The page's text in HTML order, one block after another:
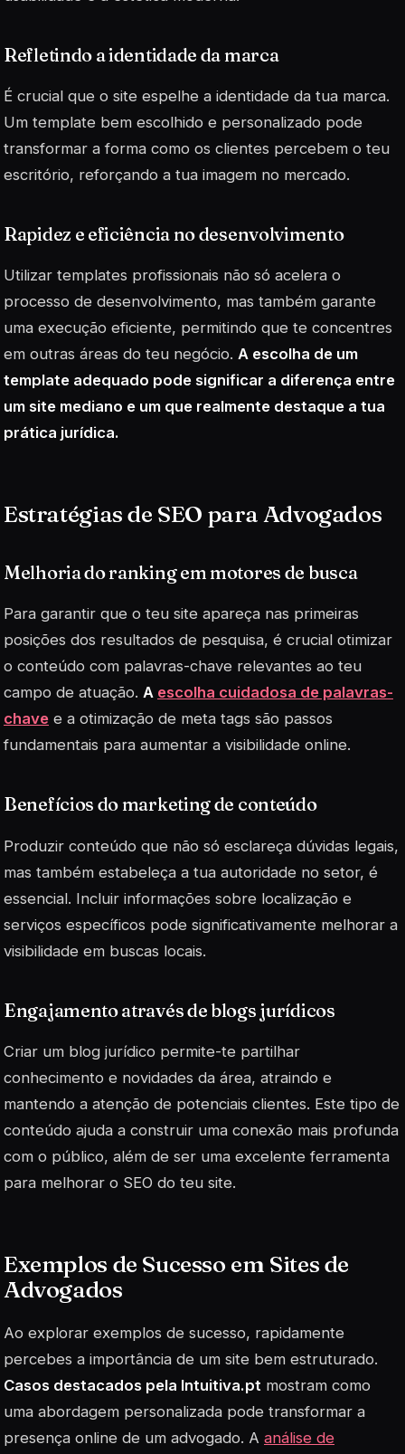
Refletindo a identidade da marca
É crucial que o site espelhe a identidade da tua marca.
Um template bem escolhido e personalizado pode
transformar a forma como os clientes percebem o teu
escritório, reforçando a tua imagem no mercado.
Rapidez e eficiência no desenvolvimento
Utilizar templates profissionais não só acelera o
processo de desenvolvimento, mas também garante
uma execução eficiente, permitindo que te concentres
em outras áreas do teu negócio. A escolha de um
template adequado pode significar a diferença entre
um site mediano e um que realmente destaque a tua
prática jurídica.
Estratégias de SEO para Advogados
Melhoria do ranking em motores de busca
Para garantir que o teu site apareça nas primeiras
posições dos resultados de pesquisa, é crucial otimizar
o conteúdo com palavras-chave relevantes ao teu
campo de atuação. A escolha cuidadosa de palavras-
chave e a otimização de meta tags são passos
fundamentais para aumentar a visibilidade online.
Benefícios do marketing de conteúdo
Produzir conteúdo que não só esclareça dúvidas legais,
mas também estabeleça a tua autoridade no setor, é
essencial. Incluir informações sobre localização e
serviços específicos pode significativamente melhorar a
visibilidade em buscas locais.
Engajamento através de blogs jurídicos
Criar um blog jurídico permite-te partilhar
conhecimento e novidades da área, atraindo e
mantendo a atenção de potenciais clientes. Este tipo de
conteúdo ajuda a construir uma conexão mais profunda
com o público, além de ser uma excelente ferramenta
para melhorar o SEO do teu site.
Exemplos de Sucesso em Sites de
Advogados
Ao explorar exemplos de sucesso, rapidamente
percebes a importância de um site bem estruturado.
Casos destacados pela Intuitiva.pt mostram como
uma abordagem personalizada pode transformar a
presença online de um advogado. A análise de